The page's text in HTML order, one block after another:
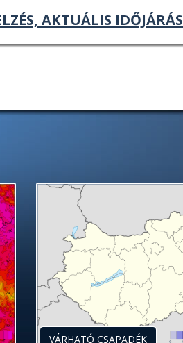
AKTUÁLIS IDŐJÁRÁS
VÁRHATÓ CSAPADÉK